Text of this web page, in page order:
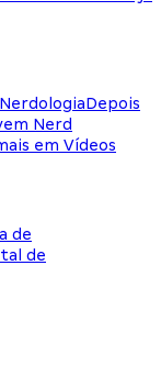
NerdologiaDepois
Nerd
em Vídeos
de
de